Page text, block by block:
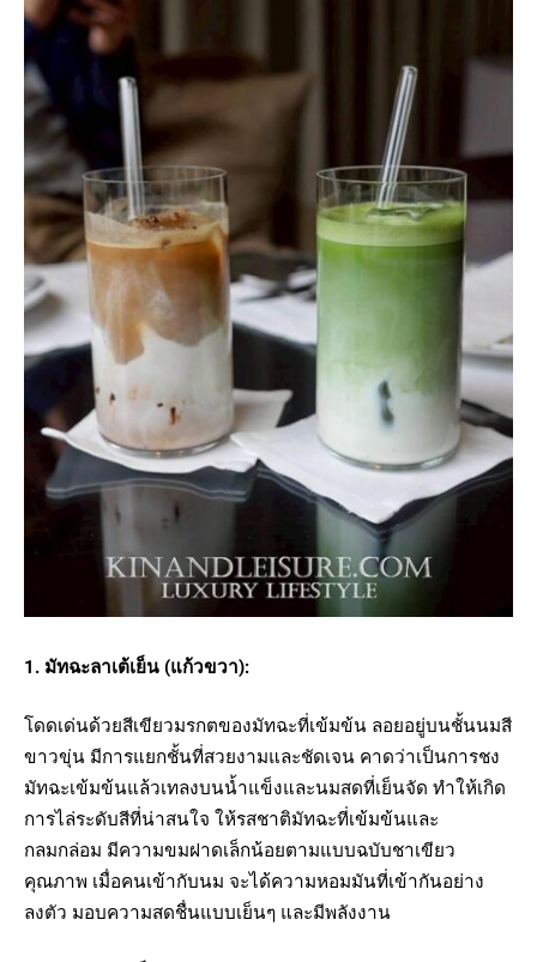
1. มัทฉะลาเต้เย็น (แก้วขวา):
โดดเด่นด้วยสีเขียวมรกตของมัทฉะที่เข้มข้น ลอยอยู่บนชั้นนมสี
ขาวขุ่น มีการแยกชั้นที่สวยงามและชัดเจน คาดว่าเป็นการชง
มัทฉะเข้มข้นแล้วเทลงบนน้ำแข็งและนมสดที่เย็นจัด ทำให้เกิด
การไล่ระดับสีที่น่าสนใจ ให้รสชาติมัทฉะที่เข้มข้นและ
กลมกล่อม มีความขมฝาดเล็กน้อยตามแบบฉบับชาเขียว
คุณภาพ เมื่อคนเข้ากับนม จะได้ความหอมมันที่เข้ากันอย่าง
ลงตัว มอบความสดชื่นแบบเย็นๆ และมีพลังงาน